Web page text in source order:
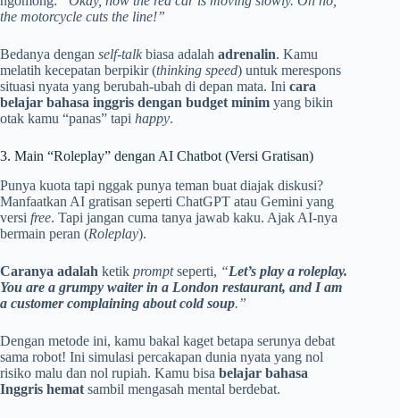
the motorcycle cuts the line!”
Bedanya dengan self-talk biasa adalah adrenalin. Kamu
melatih kecepatan berpikir (thinking speed) untuk merespons
situasi nyata yang berubah-ubah di depan mata. Ini cara
belajar bahasa inggris dengan budget minim yang bikin
otak kamu “panas” tapi happy.
3. Main “Roleplay” dengan AI Chatbot (Versi Gratisan)
Punya kuota tapi nggak punya teman buat diajak diskusi?
Manfaatkan AI gratisan seperti ChatGPT atau Gemini yang
versi free. Tapi jangan cuma tanya jawab kaku. Ajak AI-nya
bermain peran (Roleplay).
Caranya adalah ketik promptseperti, “Let’s play a roleplay.
You are a grumpy waiter in a London restaurant, and I am
a customer complaining about cold soup.”
Dengan metode ini, kamu bakal kaget betapa serunya debat
sama robot! Ini simulasi percakapan dunia nyata yang nol
risiko malu dan nol rupiah. Kamu bisa belajar bahasa
Inggris hemat sambil mengasah mental berdebat.